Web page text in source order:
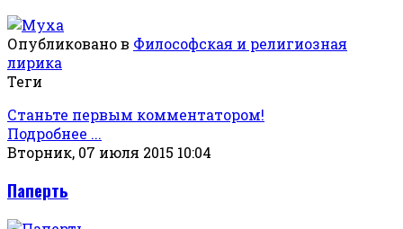
Опубликовано в Философская и религиозная
лирика
Теги
Станьте первым комментатором!
Подробнее ...
Вторник, 07 июля 2015 10:04
Паперть